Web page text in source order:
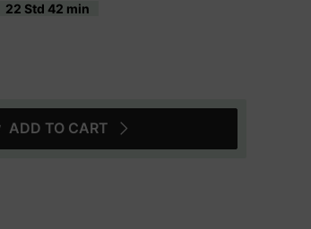
22 Std 42 min
ADD TO CART